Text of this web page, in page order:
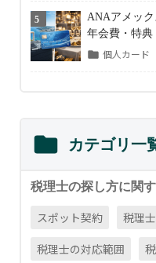
5
ANAアメッ
年会費・特典
底解説！
個人カード
カテゴリ一
税理士の探し方に関
スポット契約
税理
税理士の対応範囲